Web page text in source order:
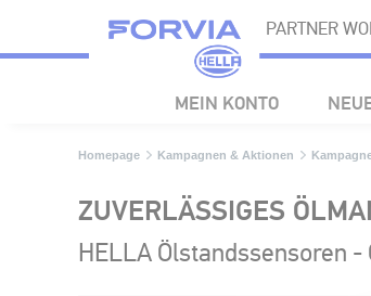
PARTNER
MEIN KONTO
Homepage Kampagnen & Aktionen
ZUVERLÄSSIGES
HELLA Ölstandssensoren